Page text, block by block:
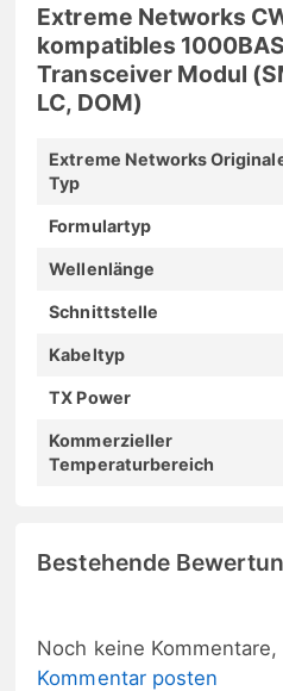
Extreme Networks
kompatibles
Transceiver Modul
LC, DOM)
Extreme Networks
Typ
Formulartyp
Wellenlänge
Schnittstelle
Kabeltyp
TX Power
Kommerzieller
Temperaturbereich
Bestehende
Noch keine
Kommentar posten